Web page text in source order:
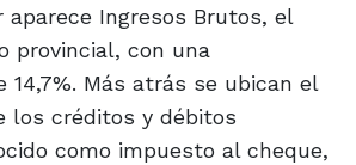
aparece Ingresos Brutos, el
provincial, con una
14,7%. Más atrás se ubican el
los créditos y débitos
como impuesto al cheque,